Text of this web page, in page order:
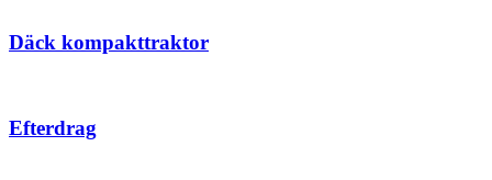
Däck kompakttraktor
Efterdrag